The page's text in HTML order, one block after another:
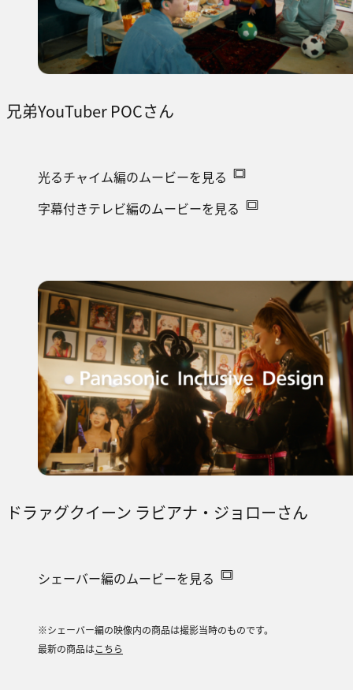
兄弟YouTuber POCさん
光るチャイム編のムービーを見る
字幕付きテレビ編のムービーを見る
ドラァグクイーン ラビアナ・ジョローさん
シェーバー編のムービーを見る
※シェーバー編の映像内の商品は撮影当時のものです。
最新の商品はこちら